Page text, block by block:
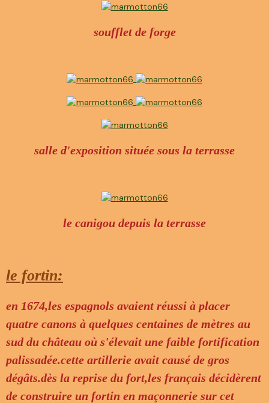
soufflet de forge
salle d'exposition située sous la terrasse
le canigou depuis la terrasse
le fortin:
en 1674,les espagnols avaient réussi à placer
quatre canons à quelques centaines de mètres au
sud du château où s'élevait une faible fortification
palissadée.cette artillerie avait causé de gros
dégâts.dès la reprise du fort,les français décidèrent
de construire un fortin en maçonnerie sur cet